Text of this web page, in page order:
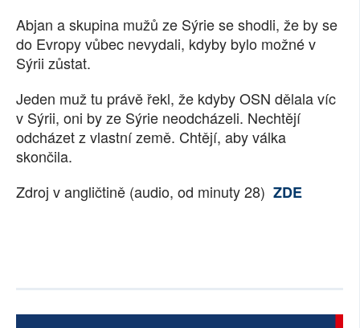
Abjan a skupina mužů ze Sýrie se shodli, že by se
do Evropy vůbec nevydali, kdyby bylo možné v
Sýrii zůstat.
Jeden muž tu právě řekl, že kdyby OSN dělala víc
v Sýrii, oni by ze Sýrie neodcházeli. Nechtějí
odcházet z vlastní země. Chtějí, aby válka
skončila.
Zdroj v angličtině (audio, od minuty 28) ZDE